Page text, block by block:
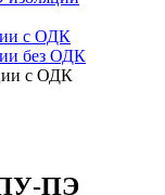
с ОДК
без ОДК
с ОДК
ПЭ